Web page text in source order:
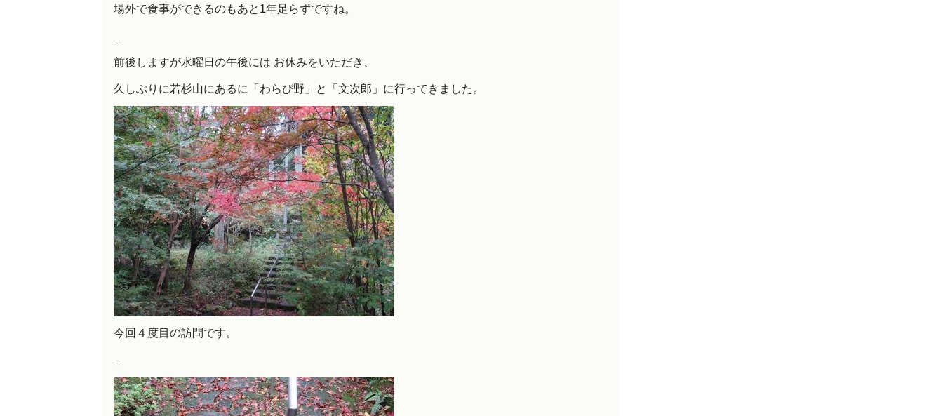
場外で食事ができるのもあと1年足らずですね。
前後しますが水曜日の午後には お休みをいただき、
久しぶりに若杉山にあるに「わらび野」と「文次郎」に行ってきました。
今回４度目の訪問です。